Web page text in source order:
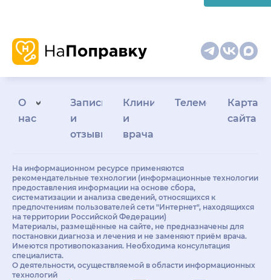
О
нас
Запись
и
отзывы
Клиникам
и
врачам
Телемедицина
Карта
сайта
На информационном ресурсе применяются
рекомендательные технологии (информационные технологии
предоставления информации на основе сбора,
систематизации и анализа сведений, относящихся к
предпочтениям пользователей сети "Интернет", находящихся
на территории Российской Федерации)
Материалы, размещённые на сайте, не предназначены для
постановки диагноза и лечения и не заменяют приём врача.
Имеются противопоказания. Необходима консультация
специалиста.
О деятельности, осуществляемой в области информационных
технологий